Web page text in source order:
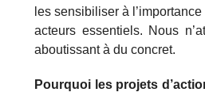
les sensibiliser à
acteurs essentiels. Nous
aboutissant à du concret.
Pourquoi les projets